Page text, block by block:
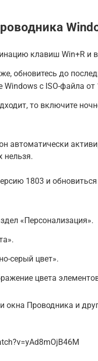
клавиш Win+R и
обновитесь до
Windows с ISO-файла
то включите
автоматически
нельзя.
1803 и
«Персонализация».
серый цвет».
цвета
окна Проводника и